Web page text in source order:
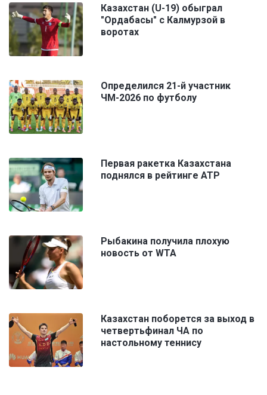
Казахстан (U-19) обыграл
"Ордабасы" с Калмурзой в
воротах
Определился 21-й участник
ЧМ-2026 по футболу
Первая ракетка Казахстана
поднялся в рейтинге ATP
Рыбакина получила плохую
новость от WTA
Казахстан поборется за выход в
четвертьфинал ЧА по
настольному теннису